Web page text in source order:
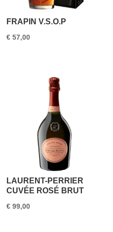
FRAPIN V.S.O.P
€ 57,00
LAURENT-PERRIER
CUVÉE ROSÉ BRUT
€ 99,00